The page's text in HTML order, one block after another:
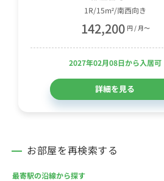
1R/15m²/南西向き
142,200 円 / 月〜
2027年02月08日から入居可
詳細を見る
お部屋を再検索する
最寄駅の沿線から探す